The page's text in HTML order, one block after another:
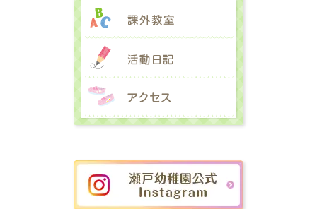
課外教室
活動日記
アクセス